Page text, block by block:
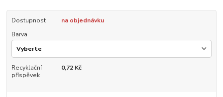
Dostupnost
na objednávku
Barva
Recyklační
příspěvek
0,72 Kč